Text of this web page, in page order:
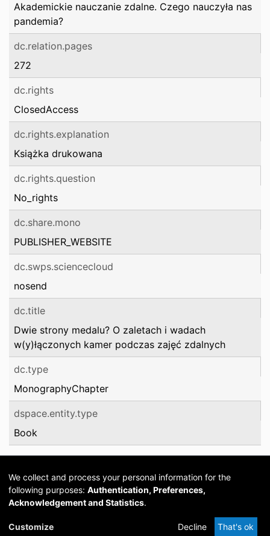
Akademickie nauczanie zdalne. Czego nauczyła nas
pandemia?
dc.relation.pages
272
dc.rights
ClosedAccess
dc.rights.explanation
Książka drukowana
dc.rights.question
No_rights
dc.share.mono
PUBLISHER_WEBSITE
dc.swps.sciencecloud
nosend
dc.title
Dwie strony medalu? O zaletach i wadach
w(y)łączonych kamer podczas zajęć zdalnych
dc.type
MonographyChapter
dspace.entity.type
Book
Cookie
DSpace
provided by PCG
We collect and process your personal information for the
following purposes: Authentication, Preferences,
Acknowledgement and Statistics.
Customize Decline That's ok